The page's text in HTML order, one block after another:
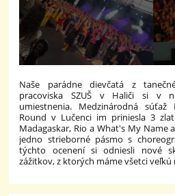
Naše parádne dievčatá z
pracoviska SZUŠ v Haliči si v
umiestnenia. Medzinárodná
Round v Lučenci im priniesla 3
Madagaskar, Rio a What's My
jedno strieborné pásmo s
týchto ocenení si odniesli nové
zážitkov, z ktorých máme všetci veľkú